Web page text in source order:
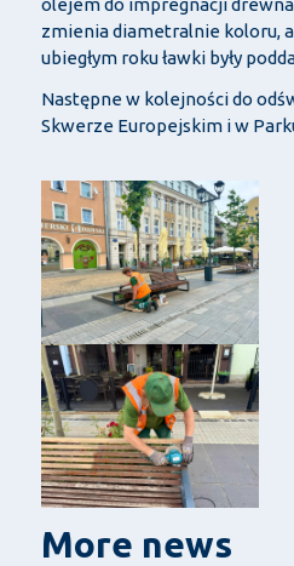
zmienia diametralnie koloru,
ubiegłym roku ławki były
Następne w kolejności do
Skwerze Europejskim i w
More news